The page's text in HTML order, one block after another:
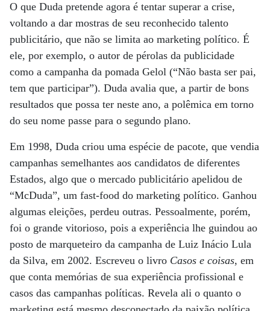
O que Duda pretende agora é tentar superar a crise,
voltando a dar mostras de seu reconhecido talento
publicitário, que não se limita ao marketing político. É
ele, por exemplo, o autor de pérolas da publicidade
como a campanha da pomada Gelol (“Não basta ser pai,
tem que participar”). Duda avalia que, a partir de bons
resultados que possa ter neste ano, a polêmica em torno
do seu nome passe para o segundo plano.
Em 1998, Duda criou uma espécie de pacote, que vendia
campanhas semelhantes aos candidatos de diferentes
Estados, algo que o mercado publicitário apelidou de
“McDuda”, um fast-food do marketing político. Ganhou
algumas eleições, perdeu outras. Pessoalmente, porém,
foi o grande vitorioso, pois a experiência lhe guindou ao
posto de marqueteiro da campanha de Luiz Inácio Lula
da Silva, em 2002. Escreveu o livro Casos e coisas, em
que conta memórias de sua experiência profissional e
casos das campanhas políticas. Revela ali o quanto o